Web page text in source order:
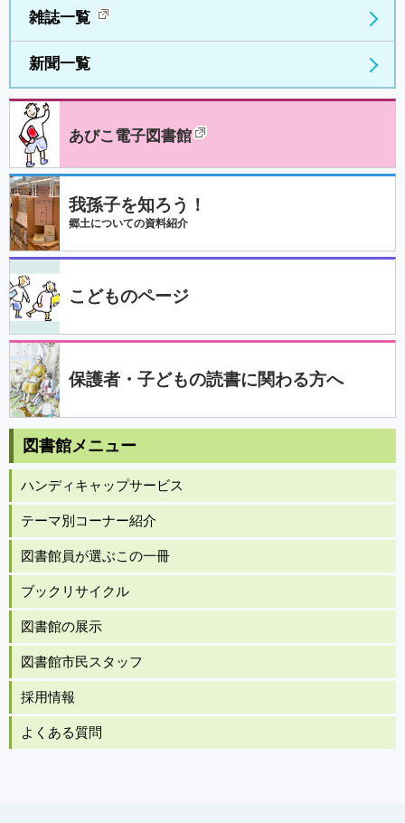
雑誌一覧
新聞一覧
あびこ電子図書館
我孫子を知ろう！
郷土についての資料紹介
こどものページ
保護者・子どもの読書に関わる方へ
図書館メニュー
ハンディキャップサービス
テーマ別コーナー紹介
図書館員が選ぶこの一冊
ブックリサイクル
図書館の展示
図書館市民スタッフ
採用情報
よくある質問